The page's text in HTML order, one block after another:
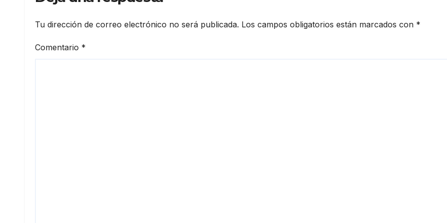
Tu dirección de correo electrónico no será publicada. Los campos obligatorios están marcados con *
Comentario *